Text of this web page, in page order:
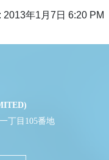
2013年1月7日 6:20 PM
丁目105番地